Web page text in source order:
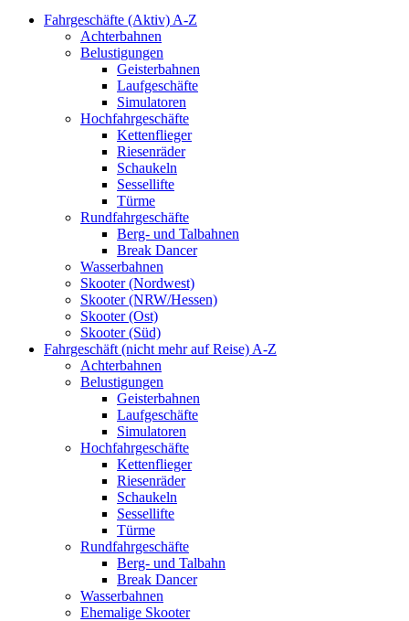
Fahrgeschäfte (Aktiv) A-Z
Achterbahnen
Belustigungen
Geisterbahnen
Laufgeschäfte
Simulatoren
Hochfahrgeschäfte
Kettenflieger
Riesenräder
Schaukeln
Sessellifte
Türme
Rundfahrgeschäfte
Berg- und Talbahnen
Break Dancer
Wasserbahnen
Skooter (Nordwest)
Skooter (NRW/Hessen)
Skooter (Ost)
Skooter (Süd)
Fahrgeschäft (nicht mehr auf Reise) A-Z
Achterbahnen
Belustigungen
Geisterbahnen
Laufgeschäfte
Simulatoren
Hochfahrgeschäfte
Kettenflieger
Riesenräder
Schaukeln
Sessellifte
Türme
Rundfahrgeschäfte
Berg- und Talbahn
Break Dancer
Wasserbahnen
Ehemalige Skooter